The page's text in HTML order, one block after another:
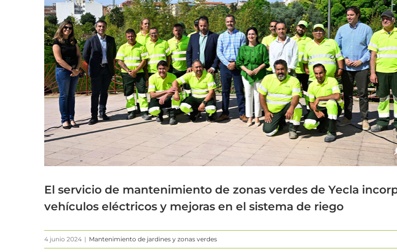
grande
El servicio de mantenimiento de zonas verdes de Yecla
vehículos eléctricos y mejoras en el sistema de riego
4 junio 2024 | Mantenimiento de jardines y zonas verdes